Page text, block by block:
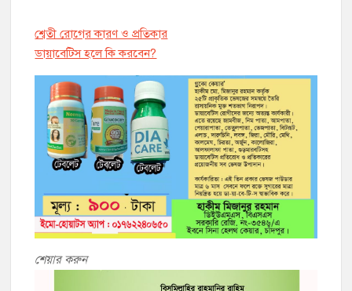
শ্বেতী রোগের কারণ ও প্রতিকার
ডায়াবেট্সি হলে কি করবেন?
শেয়ার করুন